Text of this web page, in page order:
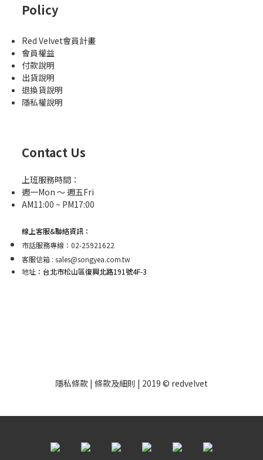
Policy
Red Velvet會員計畫
會員權益
付款說明
出貨說明
退換貨說明
隱私權說明
Contact Us
上班服務時間：
週一Mon ～ 週五Fri
AM11:00 ~ PM17:00
線上客服&聯絡資訊：
市話服務專線：02-25921622
客服信箱 : sales@songyea.com.tw
地址 ：台北市松山區復興北路191號4F-3
隱私條款 | 條款及細則 | 2019 © redvelvet